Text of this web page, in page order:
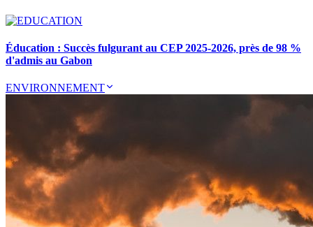
Éducation : Succès fulgurant au CEP 2025-2026, près de 98 %
d'admis au Gabon
ENVIRONNEMENT